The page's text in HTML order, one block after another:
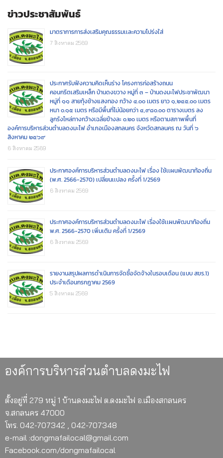
ข่าวประชาสัมพันธ์
มาตราการการส่งเสริมคุณธรรมเเละความโปร่งใส่
7 สิงหาคม 2569
ประกาศรับฟังความคิดเห็นร่าง โครงการก่อสร้างถนน
คอนกรีตเสริมเหล็ก บ้านดงขวาง หมู่ที่ ๓ – บ้านดงมะไฟประชาพัฒนา
หมู่ที่ ๑๑ สายทุ้งช้างแสงทอง กว้าง ๔.๐๐ เมตร ยาว ๑,๒๔๕.๐๐ เมตร
หนา ๐.๑๕ เมตร หรือมีพื้นที่ไม่น้อยกว่า ๔,๙๘๐.๐๐ ตารางเมตร ลง
ลูกรังไหล่ทางกว้างเฉลี่ยข้างละ ๐.๒๐ เมตร หรือตามสภาพพื้นที่
องค์การบริหารส่วนตำบลดงมะไฟ อำเภอเมืองสกลนคร จังหวัดสกลนคร ณ วันที่ ๖
สิงหาคม ๒๕๖๙
6 สิงหาคม 2569
ประกาศองค์การบริหารส่วนตำบลดงมะไฟ เรื่อง ใช้เเผนพัฒนาท้องถิ่น
(พ.ศ. 2566-2570) เปลี่ยนเเปลง ครั้งที่ 1/2569
6 สิงหาคม 2569
ประกาศองค์การบริหารส่วนตำบลดงมะไฟ เรื่องใช้เเผนพัฒนาท้องถิ่น
พ.ศ. 2566-2570 เพิ่มเติม ครั้งที่ 1/2569
6 สิงหาคม 2569
รายงานสรุปผลการดำเนินการจัดซื้อจัดจ้างในรอบเดือน (แบบ สขร.1)
ประจำเดือนกรกฎาคม 2569
5 สิงหาคม 2569
องค์การบริหารส่วนตำบลดงมะไฟ
ตั้งอยู่ที่ 279 หมู่ 1 บ้านดงมะไฟ ต.ดงมะไฟ อ.เมืองสกลนคร
จ.สกลนคร 47000
โทร. 042-707342 , 042-707348
e-mail :dongmafailocal@gmail.com
Facebook.com/dongmafailocal